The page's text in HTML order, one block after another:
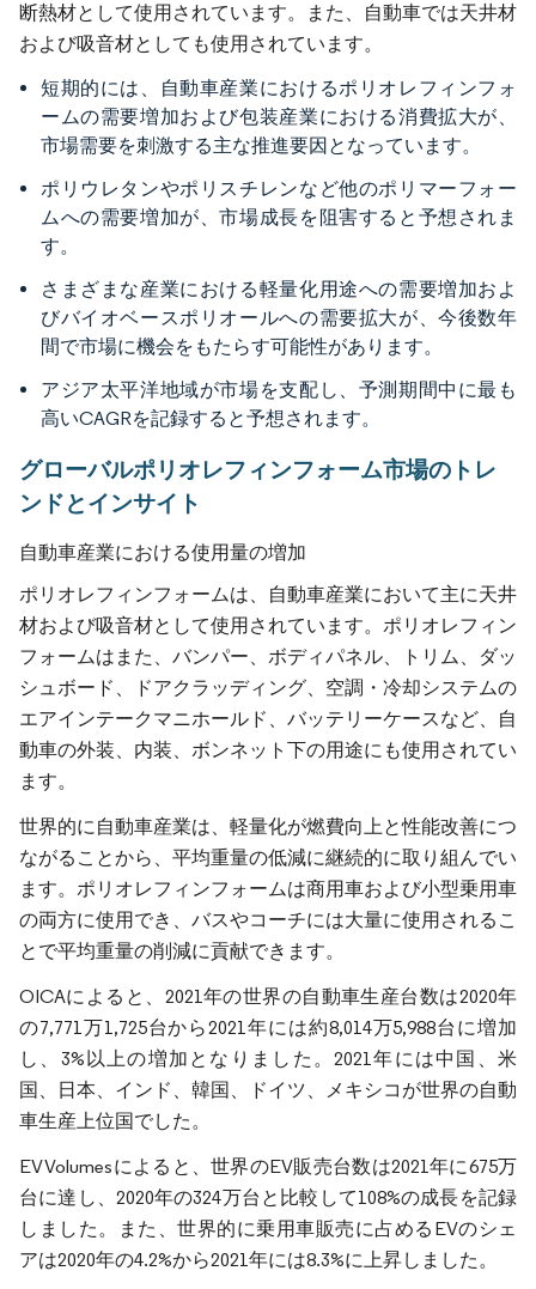
断熱材として使用されています。また、自動車では天井材
および吸音材としても使用されています。
短期的には、自動車産業におけるポリオレフィンフォ
ームの需要増加および包装産業における消費拡大が、
市場需要を刺激する主な推進要因となっています。
ポリウレタンやポリスチレンなど他のポリマーフォー
ムへの需要増加が、市場成長を阻害すると予想されま
す。
さまざまな産業における軽量化用途への需要増加およ
びバイオベースポリオールへの需要拡大が、今後数年
間で市場に機会をもたらす可能性があります。
アジア太平洋地域が市場を支配し、予測期間中に最も
高いCAGRを記録すると予想されます。
グローバルポリオレフィンフォーム市場のトレ
ンドとインサイト
自動車産業における使用量の増加
ポリオレフィンフォームは、自動車産業において主に天井
材および吸音材として使用されています。ポリオレフィン
フォームはまた、バンパー、ボディパネル、トリム、ダッ
シュボード、ドアクラッディング、空調・冷却システムの
エアインテークマニホールド、バッテリーケースなど、自
動車の外装、内装、ボンネット下の用途にも使用されてい
ます。
世界的に自動車産業は、軽量化が燃費向上と性能改善につ
ながることから、平均重量の低減に継続的に取り組んでい
ます。ポリオレフィンフォームは商用車および小型乗用車
の両方に使用でき、バスやコーチには大量に使用されるこ
とで平均重量の削減に貢献できます。
OICAによると、2021年の世界の自動車生産台数は2020年
の7,771万1,725台から2021年には約8,014万5,988台に増加
し、3%以上の増加となりました。2021年には中国、米
国、日本、インド、韓国、ドイツ、メキシコが世界の自動
車生産上位国でした。
EV Volumesによると、世界のEV販売台数は2021年に675万
台に達し、2020年の324万台と比較して108%の成長を記録
しました。また、世界的に乗用車販売に占めるEVのシェ
アは2020年の4.2%から2021年には8.3%に上昇しました。